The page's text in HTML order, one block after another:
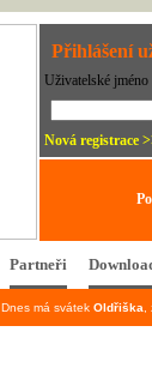
Přihlášení
Uživatelské jméno
Nová registrace
Partneři
Dnes má svátek Oldřiška